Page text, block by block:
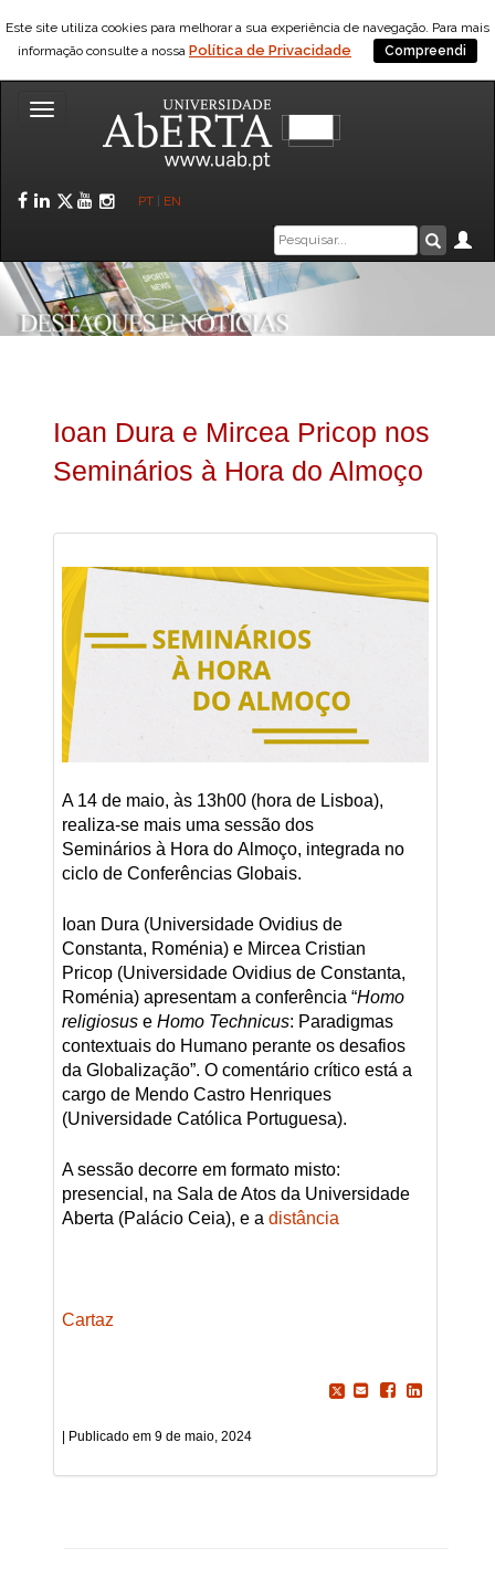
Este site utiliza cookies para melhorar a sua experiência de navegação. Para mais
informação consulte a nossa Política de Privacidade Compreendi
Toggle
Facebook
LinkedIn
Twitter
YouTube
Instagram
PT EN
Caixa
de
pesquisa
Ioan Dura e Mircea Pricop nos
Seminários à Hora do Almoço
A 14 de maio, às 13h00 (hora de Lisboa),
realiza-se mais uma sessão dos
Seminários à Hora do Almoço, integrada no
ciclo de Conferências Globais.
Ioan Dura (Universidade Ovidius de
Constanta, Roménia) e Mircea Cristian
Pricop (Universidade Ovidius de Constanta,
Roménia) apresentam a conferência “Homo
religiosuse Homo Technicus: Paradigmas
contextuais do Humano perante os desafios
da Globalização”. O comentário crítico está a
cargo de Mendo Castro Henriques
(Universidade Católica Portuguesa).
A sessão decorre em formato misto:
presencial, na Sala de Atos da Universidade
Aberta (Palácio Ceia), e a distância
Cartaz
9 de maio, 2024